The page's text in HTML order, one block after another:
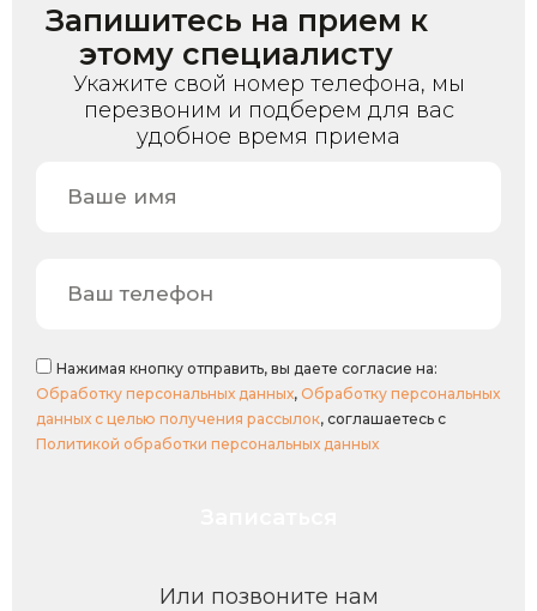
Запишитесь на прием к
этому специалисту
Укажите свой номер телефона, мы
перезвоним и подберем для вас
удобное время приема
Нажимая кнопку отправить, вы даете согласие на:
Обработку персональных данных, Обработку персональных
данных с целью получения рассылок, соглашаетесь с
Политикой обработки персональных данных
Или позвоните нам